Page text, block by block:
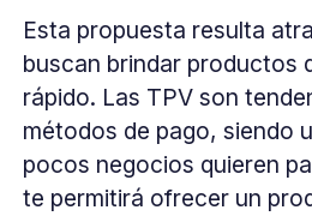
Esta propuesta resulta
buscan brindar productos
rápido. Las TPV son
métodos de pago, siendo
pocos negocios quieren
te permitirá ofrecer un